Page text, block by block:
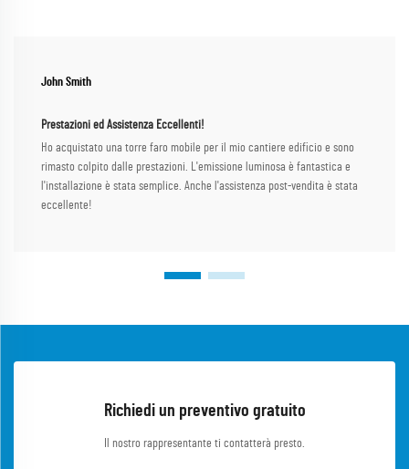
John Smith
Prestazioni ed Assistenza Eccellenti!
Ho acquistato una torre faro mobile per il mio cantiere edificio e sono
rimasto colpito dalle prestazioni. L'emissione luminosa è fantastica e
l'installazione è stata semplice. Anche l'assistenza post-vendita è stata
eccellente!
Richiedi un preventivo gratuito
Il nostro rappresentante ti contatterà presto.